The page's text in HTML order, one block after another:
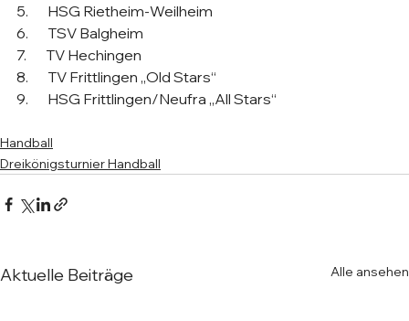
5.       HSG Rietheim-Weilheim
6.       TSV Balgheim
7.       TV Hechingen
8.       TV Frittlingen „Old Stars“
9.       HSG Frittlingen/Neufra „All Stars“
Handball
Dreikönigsturnier Handball
Aktuelle Beiträge Alle ansehen